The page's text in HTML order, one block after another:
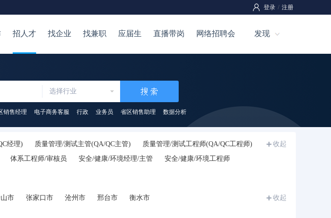
登录 / 注册
招人才 找企业 找兼职 应届生 直播带岗 网络招聘会 发现
选择行业
销售经理 电子商务客服 行政 业务员 省区销售助理 数据分析
经理) 质量管理/测试主管(QA/QC主管)
质量管理/测试工程师(QA/QC工程师)
体系工程师/审核员 安全/健康/环境经理/主管
安全/健康/环境工程师
收起
市 张家口市 沧州市 邢台市 衡水市 收起